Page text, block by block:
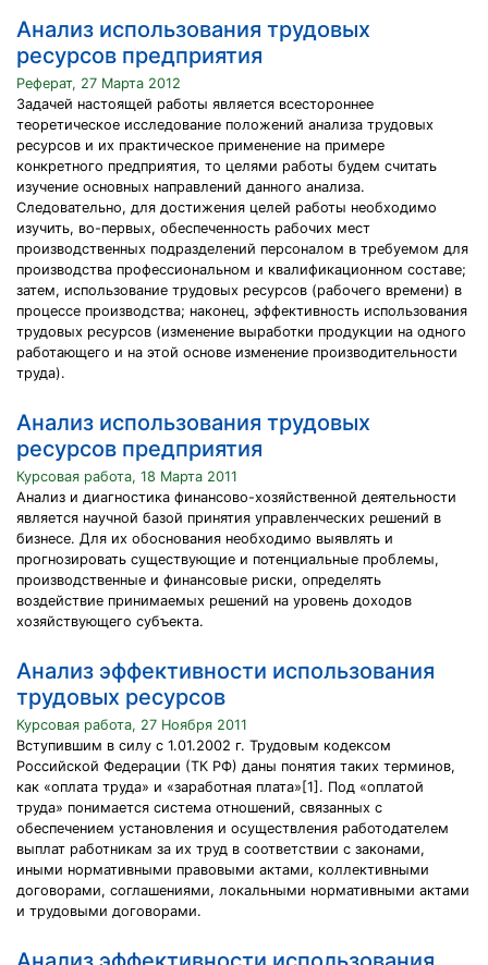
Анализ использования трудовых
ресурсов предприятия
Реферат, 27 Марта 2012
Задачей настоящей работы является всестороннее
теоретическое исследование положений анализа трудовых
ресурсов и их практическое применение на примере
конкретного предприятия, то целями работы будем считать
изучение основных направлений данного анализа.
Следовательно, для достижения целей работы необходимо
изучить, во-первых, обеспеченность рабочих мест
производственных подразделений персоналом в требуемом для
производства профессиональном и квалификационном составе;
затем, использование трудовых ресурсов (рабочего времени) в
процессе производства; наконец, эффективность использования
трудовых ресурсов (изменение выработки продукции на одного
работающего и на этой основе изменение производительности
труда).
Анализ использования трудовых
ресурсов предприятия
Курсовая работа, 18 Марта 2011
Анализ и диагностика финансово-хозяйственной деятельности
является научной базой принятия управленческих решений в
бизнесе. Для их обоснования необходимо выявлять и
прогнозировать существующие и потенциальные проблемы,
производственные и финансовые риски, определять
воздействие принимаемых решений на уровень доходов
хозяйствующего субъекта.
Анализ эффективности использования
трудовых ресурсов
Курсовая работа, 27 Ноября 2011
Вступившим в силу с 1.01.2002 г. Трудовым кодексом
Российской Федерации (ТК РФ) даны понятия таких терминов,
как «оплата труда» и «заработная плата»[1]. Под «оплатой
труда» понимается система отношений, связанных с
обеспечением установления и осуществления работодателем
выплат работникам за их труд в соответствии с законами,
иными нормативными правовыми актами, коллективными
договорами, соглашениями, локальными нормативными актами
и трудовыми договорами.